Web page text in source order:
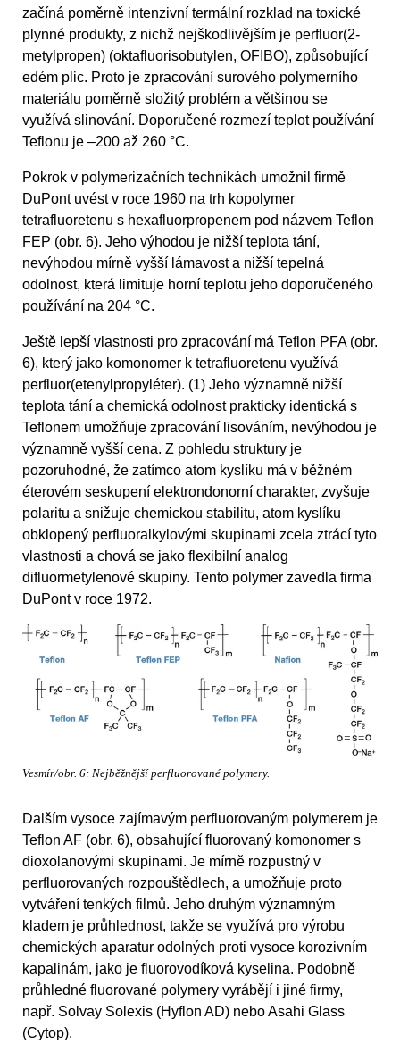
začíná poměrně intenzivní termální rozklad na toxické
plynné produkty, z nichž nejškodlivějším je perfluor(2-
metylpropen) (oktafluorisobutylen, OFIBO), způsobující
edém plic. Proto je zpracování surového polymerního
materiálu poměrně složitý problém a většinou se
využívá slinování. Doporučené rozmezí teplot používání
Teflonu je –200 až 260 °C.
Pokrok v polymerizačních technikách umožnil firmě
DuPont uvést v roce 1960 na trh kopolymer
tetrafluoretenu s hexafluorpropenem pod názvem Teflon
FEP (obr. 6). Jeho výhodou je nižší teplota tání,
nevýhodou mírně vyšší lámavost a nižší tepelná
odolnost, která limituje horní teplotu jeho doporučeného
používání na 204 °C.
Ještě lepší vlastnosti pro zpracování má Teflon PFA (obr.
6), který jako komonomer k tetrafluoretenu využívá
perfluor(etenylpropyléter). (1) Jeho významně nižší
teplota tání a chemická odolnost prakticky identická s
Teflonem umožňuje zpracování lisováním, nevýhodou je
významně vyšší cena. Z pohledu struktury je
pozoruhodné, že zatímco atom kyslíku má v běžném
éterovém seskupení elektrondonorní charakter, zvyšuje
polaritu a snižuje chemickou stabilitu, atom kyslíku
obklopený perfluoralkylovými skupinami zcela ztrácí tyto
vlastnosti a chová se jako flexibilní analog
difluormetylenové skupiny. Tento polymer zavedla firma
DuPont v roce 1972.
Vesmír/obr. 6: Nejběžnější perfluorované polymery.
Dalším vysoce zajímavým perfluorovaným polymerem je
Teflon AF (obr. 6), obsahující fluorovaný komonomer s
dioxolanovými skupinami. Je mírně rozpustný v
perfluorovaných rozpouštědlech, a umožňuje proto
vytváření tenkých filmů. Jeho druhým významným
kladem je průhlednost, takže se využívá pro výrobu
chemických aparatur odolných proti vysoce korozivním
kapalinám, jako je fluorovodíková kyselina. Podobně
průhledné fluorované polymery vyrábějí i jiné firmy,
např. Solvay Solexis (Hyflon AD) nebo Asahi Glass
(Cytop).